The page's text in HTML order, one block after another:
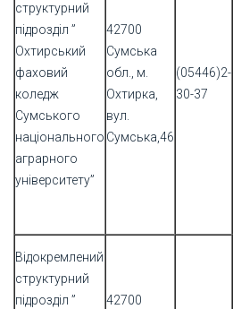
структурний
підрозділ ”
Охтирський
фаховий
коледж
Сумського
національного
аграрного
університету”
42700
Сумська
обл., м.
Охтирка,
вул.
Сумська,46
(05446)2-
30-37
Відокремлений
структурний
підрозділ ”
42700